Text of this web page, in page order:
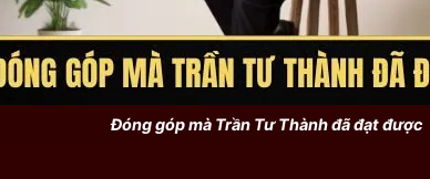
Đóng góp mà Trần Tư Thành đã đạt được